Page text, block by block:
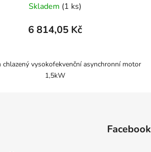
Skladem (1 ks)
6 814,05 Kč
chlazený vysokofekvenční asynchronní motor
1,5kW
Facebook